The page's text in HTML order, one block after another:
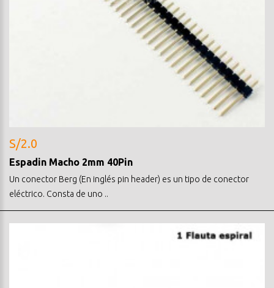
S/2.0
Espadin Macho 2mm 40Pin
Un conector Berg (En inglés pin header) es un tipo de conector
eléctrico. Consta de uno ..